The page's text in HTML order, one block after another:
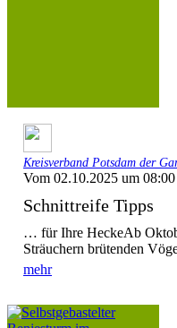
Kreisverband Potsdam der
Vom 02.10.2025 um
Schnittreife Tipps
… für Ihre HeckeAb
Sträuchern brütenden
mehr